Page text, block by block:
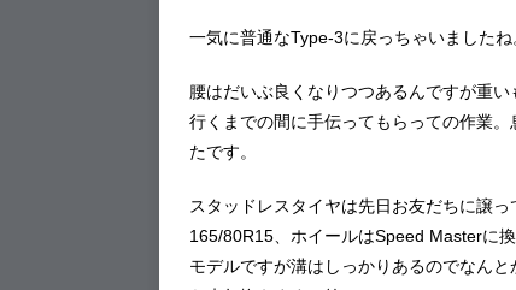
一気に普通なType-3に戻っちゃいましたね
腰はだいぶ良くなりつつあるんですが重
行くまでの間に手伝ってもらっての作業
たです。
スタッドレスタイヤは先日お友だちに譲
165/80R15、ホイールはSpeed Masterに
モデルですが溝はしっかりあるのでなん